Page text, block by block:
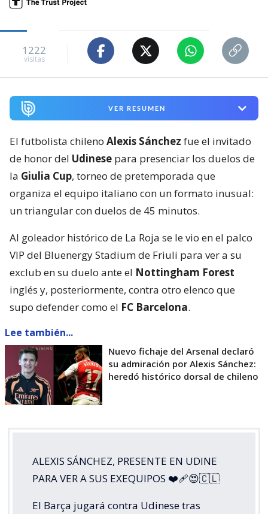
1222
visitas
VER RESUMEN
El futbolista chileno Alexis Sánchez fue el invitado
de honor del Udinese para presenciar los duelos de
la Giulia Cup, torneo de pretemporada que
organiza el equipo italiano con un formato inusual:
un triangular con duelos de 45 minutos.
Al goleador histórico de La Roja se le vio en el palco
VIP del Bluenergy Stadium de Friuli para ver a su
exclub en su duelo ante el Nottingham Forest
inglés y, posteriormente, contra otro elenco que
supo defender como el FC Barcelona.
Lee también...
Nuevo fichaje del Arsenal declaró
su admiración por Alexis Sánchez:
heredó histórico dorsal de chileno
ALEXIS SÁNCHEZ, PRESENTE EN UDINE
PARA VER A SUS EXEQUIPOS ❤️‍🩹😍🇨🇱
El Barça jugará contra Udinese tras